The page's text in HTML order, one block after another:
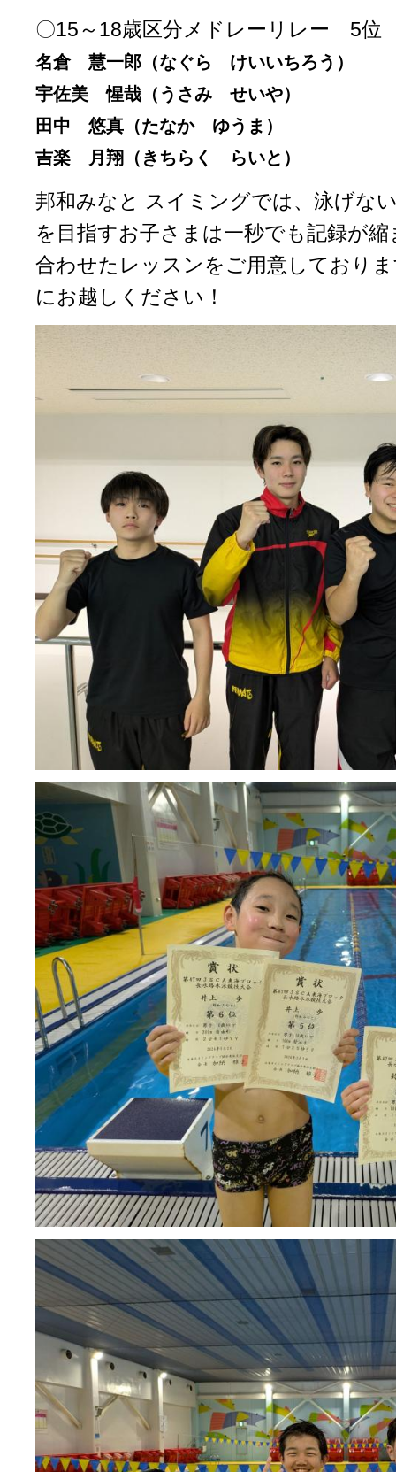
〇15～18歳区分メドレーリレー 5位
名倉 慧一郎（なぐら けいいちろう）
宇佐美 惺哉（うさみ せいや）
田中 悠真（たなか ゆうま）
吉楽 月翔（きちらく らいと）
邦和みなと スイミングでは、泳げな
を目指すお子さまは一秒でも記録が
合わせたレッスンをご用意しており
にお越しください！